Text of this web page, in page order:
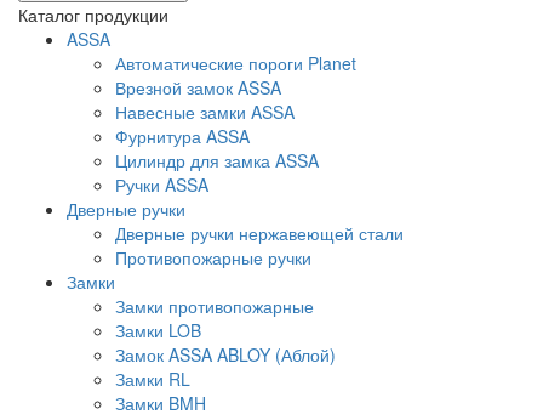
Каталог продукции
ASSA
Автоматические пороги Planet
Врезной замок ASSA
Навесные замки ASSA
Фурнитура ASSA
Цилиндр для замка ASSA
Ручки ASSA
Дверные ручки
Дверные ручки нержавеющей стали
Противопожарные ручки
Замки
Замки противопожарные
Замки LOB
Замок ASSA ABLOY (Аблой)
Замки RL
Замки BMH